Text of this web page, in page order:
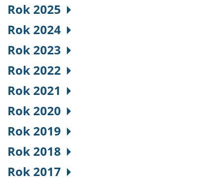
Rok 2025
Rok 2024
Rok 2023
Rok 2022
Rok 2021
Rok 2020
Rok 2019
Rok 2018
Rok 2017